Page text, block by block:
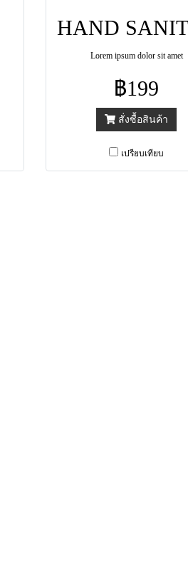
Lorem ipsum dolor sit amet
฿199
สั่งซื้อสินค้า
เปรียบเทียบ